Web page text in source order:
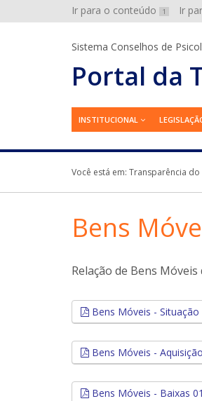
Ir para o conteúdo 1 Ir
Sistema Conselhos de
Portal da
INSTITUCIONAL
Você está em: Transparência do
Bens
Relação de Bens
Bens Móveis -
Bens Móveis -
Bens Móveis - Baixas